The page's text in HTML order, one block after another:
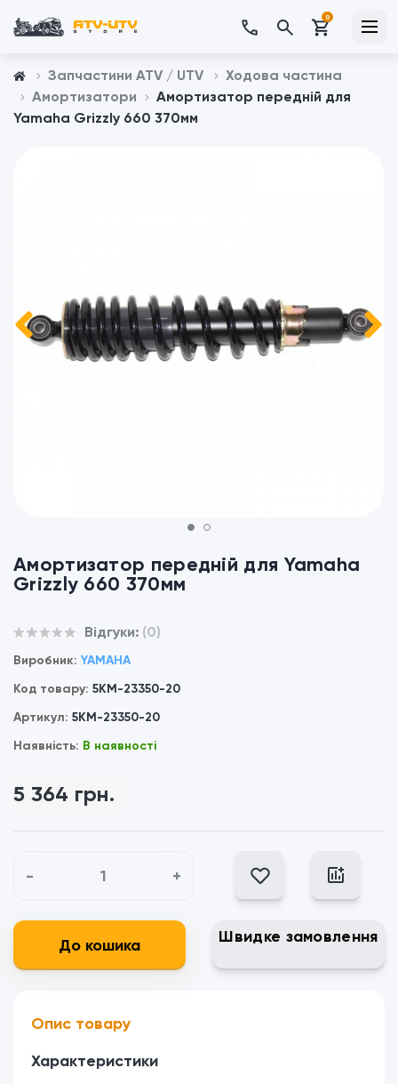
0
Запчастини ATV / UTV
Ходова частина
Амортизатори
Амортизатор передній для
Yamaha Grizzly 660 370мм
Амортизатор передній для Yamaha
Grizzly 660 370мм
Відгуки: (0)
Виробник: YAMAHA
Код товару: 5KM-23350-20
Артикул: 5KM-23350-20
Наявність: В наявності
5 364 грн.
- +
До кошика Швидке замовлення
Опис товару
Характеристики